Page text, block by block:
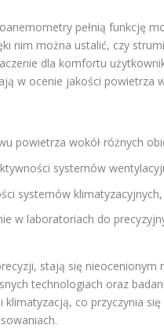
pełnią funkcję
nim można ustalić, czy
dla komfortu
w ocenie jakości powietrza
powietrza wokół różnych
systemów
systemów
w laboratoriach do
stają się nieocenionym
technologiach oraz
co przyczynia